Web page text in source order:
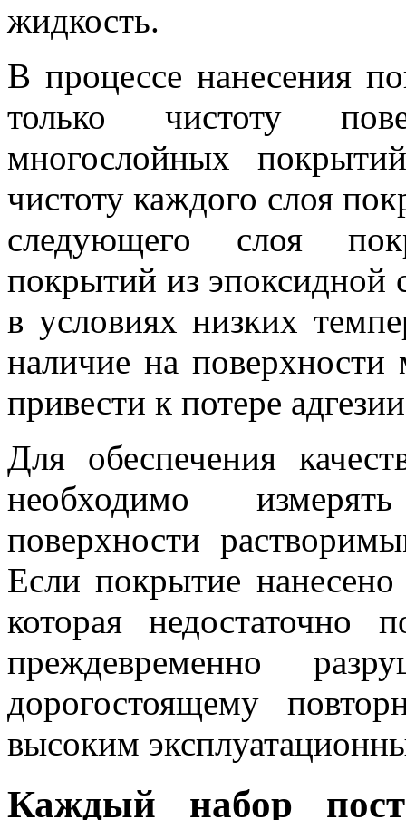
жидкость.
В процессе нанесения
только чистоту
многослойных
чистоту каждого слоя
следующего слоя
покрытий из эпоксидной
в условиях низких
наличие на
привести к потере
Для обеспечения
необходимо
поверхности
Если покрытие
которая недостаточно
преждевременно
дорогостоящему
высоким
Каждый набор